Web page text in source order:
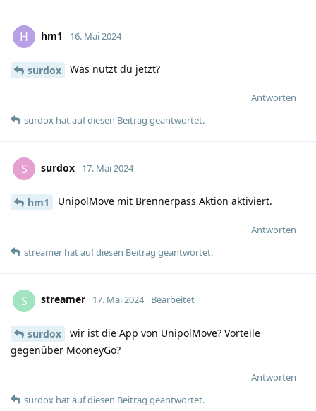
H hm1 16. Mai 2024
surdox Was nutzt du jetzt?
Antworten
surdox hatauf diesen Beitrag geantwortet.
S surdox 17. Mai 2024
hm1 UnipolMove mit Brennerpass Aktion aktiviert.
Antworten
streamer hatauf diesen Beitrag geantwortet.
S streamer 17. Mai 2024 Bearbeitet
surdox
wir ist die App von UnipolMove? Vorteile
gegenüber MooneyGo?
Antworten
surdox hatauf diesen Beitrag geantwortet.